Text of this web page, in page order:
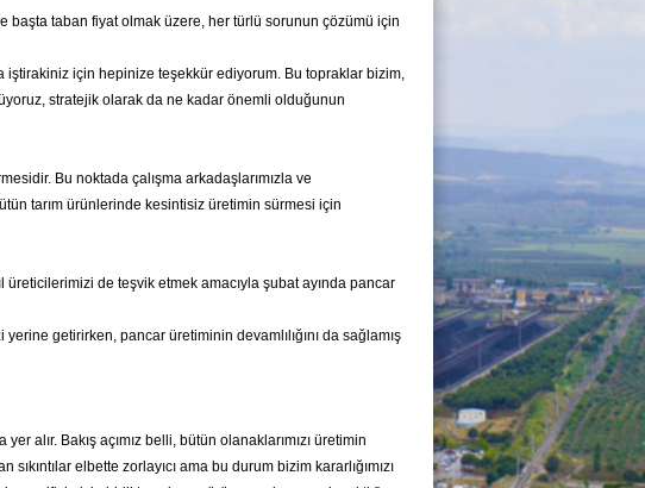
başta taban fiyat olmak üzere, her türlü sorunun çözümü için
için hepinize teşekkür ediyorum. Bu topraklar bizim,
stratejik olarak da ne kadar önemli olduğunun
Bu noktada çalışma arkadaşlarımızla ve
tarım ürünlerinde kesintisiz üretimin sürmesi için
de teşvik etmek amacıyla şubat ayında pancar
getirirken, pancar üretiminin devamlılığını da sağlamış
alır. Bakış açımız belli, bütün olanaklarımızı üretimin
elbette zorlayıcı ama bu durum bizim kararlığımızı